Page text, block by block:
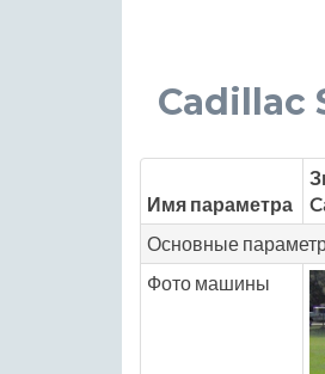
Cadillac
Имя параметра
Основные
Фото машины